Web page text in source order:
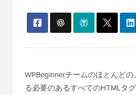
WPBeginnerチームのほとんど
る必要のあるすべてのHTMLタ